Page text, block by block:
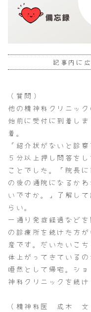
記事内に
（質問）
他の精神科クリニッ
始前に受付に到着し
着。
「紹介状がないと診
５分以上押し問答を
ことでした。「院長
の後の通院になるか
いですか。」了解し
らい。
一通り発症経過など
の診療所を続けた方
産です。だいたいこ
体上がってきている
唖然として帰宅。シ
神科クリニックを続
（精神科医 成木 文